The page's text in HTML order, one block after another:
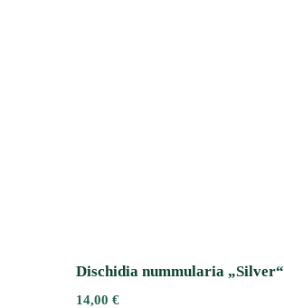
Dischidia nummularia „Silver“
14,00 €